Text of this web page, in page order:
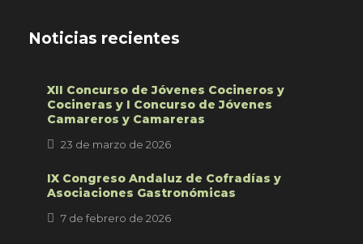
Noticias recientes
XII Concurso de Jóvenes Cocineros y
Cocineras y I Concurso de Jóvenes
Camareros y Camareras
23 de marzo de 2026
IX Congreso Andaluz de Cofradías y
Asociaciones Gastronómicas
7 de febrero de 2026